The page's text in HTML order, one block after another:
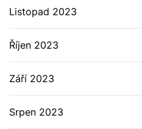
Listopad 2023
Říjen 2023
Září 2023
Srpen 2023